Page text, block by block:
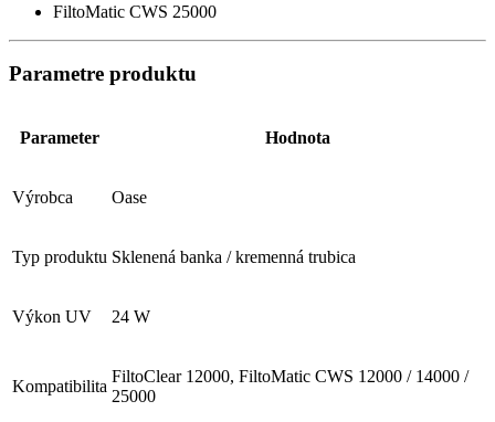
FiltoMatic CWS 25000
Parametre produktu
Parameter Hodnota
Výrobca Oase
Typ produktu Sklenená banka / kremenná trubica
Výkon UV 24 W
Kompatibilita
FiltoClear 12000, FiltoMatic CWS 12000 / 14000 /
25000